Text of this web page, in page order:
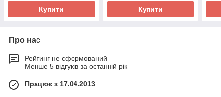
Купити Купити
Про нас
Рейтинг не сформований
Менше 5 відгуків за останній рік
Працює з 17.04.2013